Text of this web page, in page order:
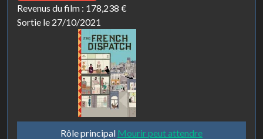
Revenus du film : 178,238 €
Sortie le 27/10/2021
Rôle principal Mourir peut attendre